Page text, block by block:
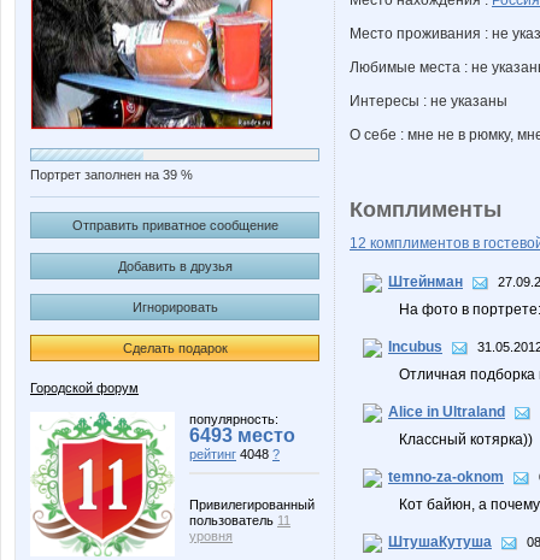
Портрет заполнен на 39 %
Отправить приватное сообщение
Добавить в друзья
Игнорировать
Сделать подарок
Городской форум
популярность:
6493 место
рейтинг 4048 ?
Привилегированный
пользователь 11
уровня
Место проживания : не
Любимые места : не
Интересы : не указаны
О себе : мне не в рюмку,
Комплименты
12 комплиментов в
Штейнман
На фото в
Incubus
Отличная подборка
Alice in Ultraland
Классный котярка))
temno-za-oknom
Кот байюн, а
ШтушаКутуша